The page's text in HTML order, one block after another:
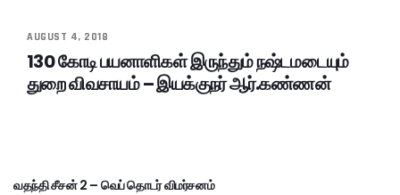
AUGUST 4, 2018
130 கோடி பயனாளிகள் இருந்தும் நஷ்டமடையும்
துறை விவசாயம் – இயக்குநர் ஆர்.கண்ணன்
வதந்தி சீசன் 2 – வெப் தொடர் விமர்சனம்